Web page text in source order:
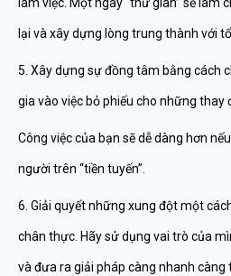
lại và xây dựng lòng trung thành với
5. Xây dựng sự đồng tâm bằng cách
gia vào việc bỏ phiếu cho những thay
Công việc của bạn sẽ dễ dàng hơn
người trên “tiền tuyến”.
6. Giải quyết những xung đột một
chân thực. Hãy sử dụng vai trò của
và đưa ra giải pháp càng nhanh càng